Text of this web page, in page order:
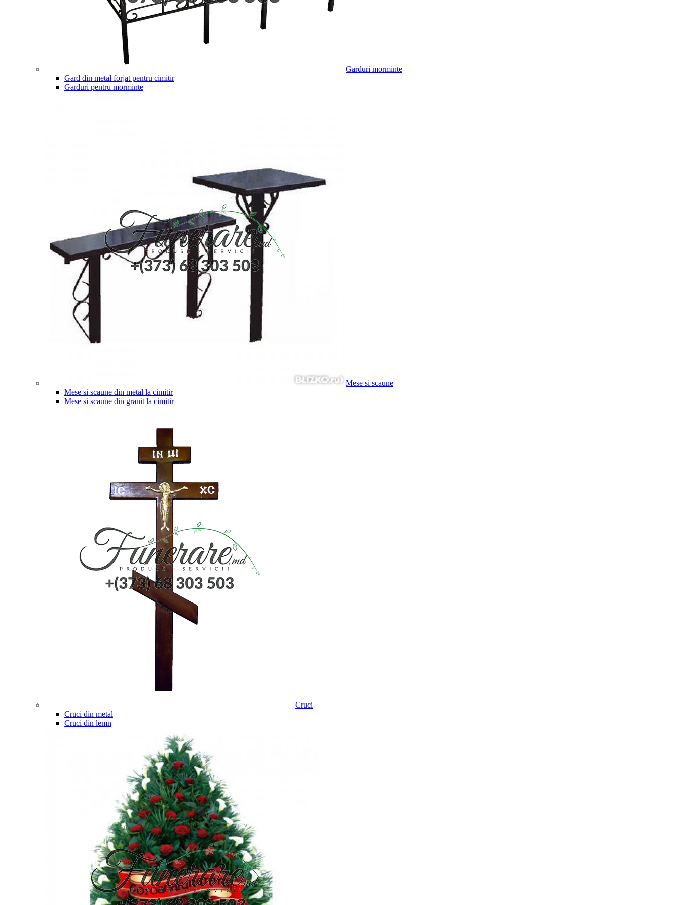
Garduri morminte
Gard din metal forjat pentru cimitir
Garduri pentru morminte
Mese si scaune
Mese si scaune din metal la cimitir
Mese si scaune din granit la cimitir
Cruci
Cruci din metal
Cruci din lemn